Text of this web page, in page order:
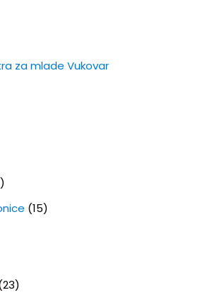
za mlade Vukovar
(15)